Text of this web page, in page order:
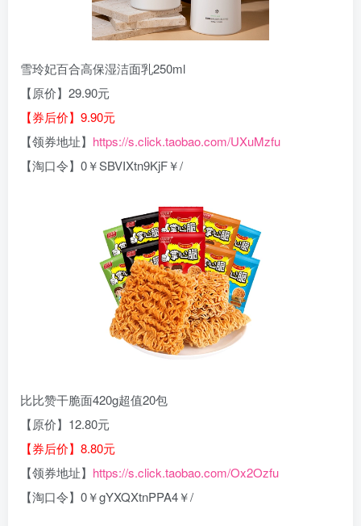
雪玲妃百合高保湿洁面乳250ml
【原价】29.90元
【券后价】9.90元
【领券地址】 https://s.click.taobao.com/UXuMzfu
【淘口令】0￥SBVIXtn9KjF￥/
比比赞干脆面420g超值20包
【原价】12.80元
【券后价】8.80元
【领券地址】 https://s.click.taobao.com/Ox2Ozfu
【淘口令】0￥gYXQXtnPPA4￥/